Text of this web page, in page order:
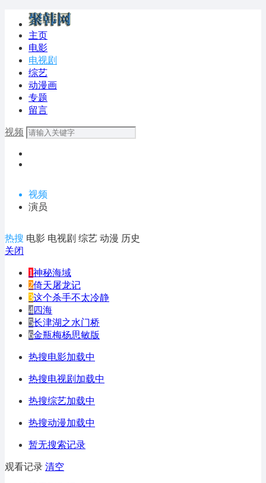
主页
电影
电视剧
综艺
动漫画
专题
留言
视频
视频
演员
热搜 电影 电视剧 综艺 动漫 历史
关闭
1神秘海域
2倚天屠龙记
3这个杀手不太冷静
4四海
5长津湖之水门桥
6金瓶梅杨思敏版
热搜电影加载中
热搜电视剧加载中
热搜综艺加载中
热搜动漫加载中
暂无搜索记录
观看记录 清空